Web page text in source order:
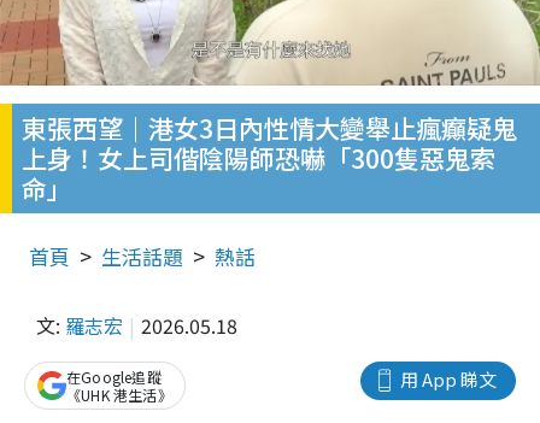
東張西望｜港女3日內性情大變舉止瘋癲疑鬼
上身！女上司偕陰陽師恐嚇「300隻惡鬼索
命」
首頁 生活話題 熱話
文: 羅志宏 2026.05.18
用 App 睇文
在Google追蹤
《UHK 港生活》